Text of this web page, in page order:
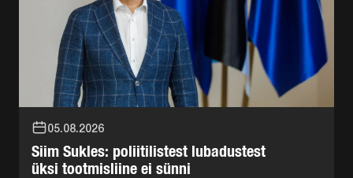
05.08.2026
Siim Sukles: poliitilistest lubadustest
üksi tootmisliine ei sünni